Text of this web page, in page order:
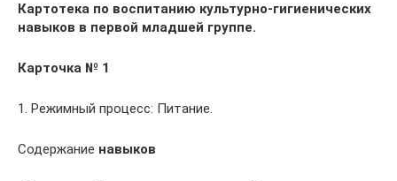
Картотека по воспитанию культурно-гигиенических
навыков в первой младшей группе.
Карточка № 1
1. Режимный процесс: Питание.
Содержание навыков